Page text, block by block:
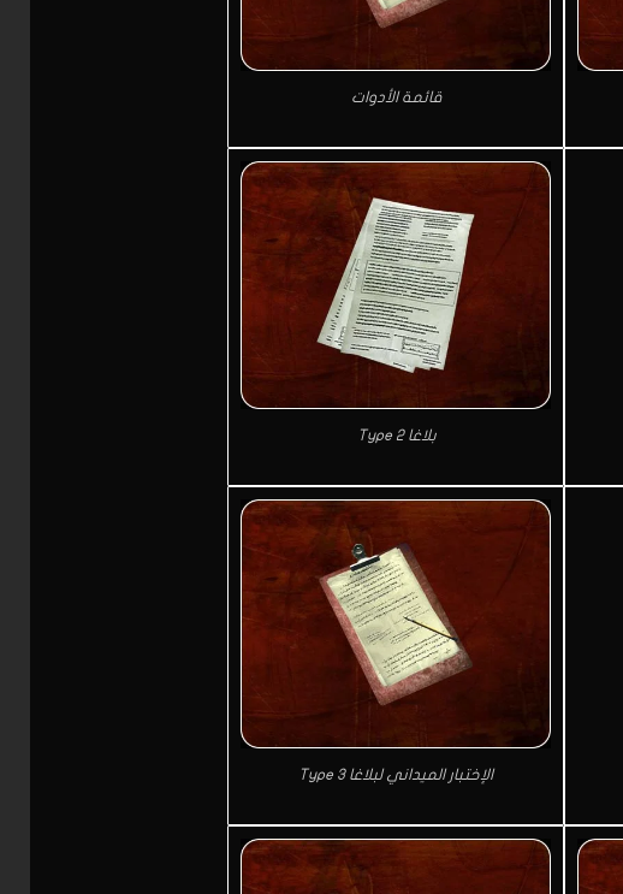
قائمة الأدوات
بلاغا Type 2
الإختبار الميداني لبلاغا Type 3